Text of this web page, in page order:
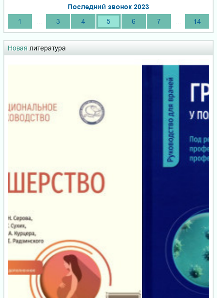
Последний звонок 2023
1
3 4 5 6 7 14
Новая литература